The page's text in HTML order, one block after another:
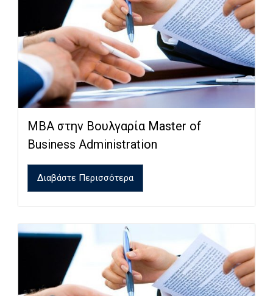
MBA στην Βουλγαρία Master of
Business Administration
Διαβάστε Περισσότερα